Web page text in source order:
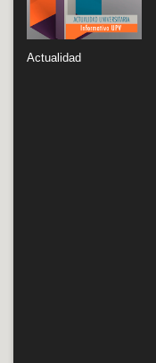
Actualidad